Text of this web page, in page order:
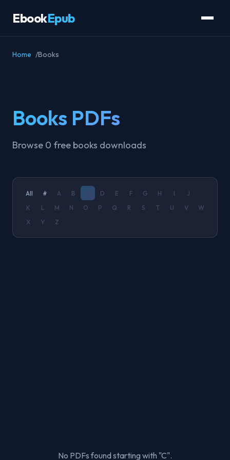
EbookEpub
Home Books
Books PDFs
Browse 0 free books downloads
All # A B D E F G H I
J
K
L M N O P Q R S T U V
W
X
Y Z
No PDFs found starting with "C".